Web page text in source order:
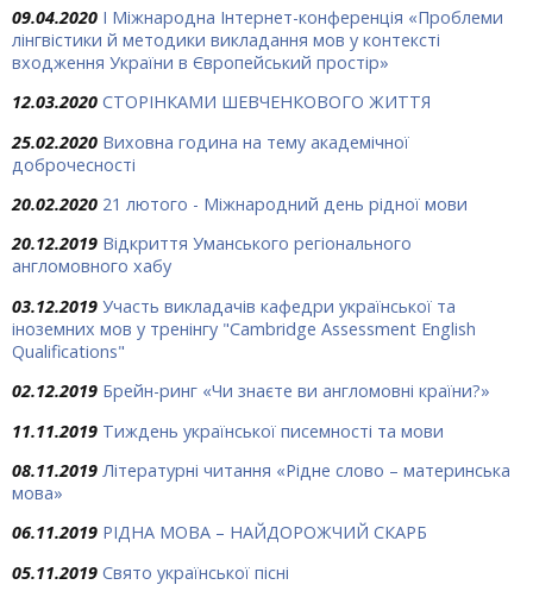
09.04.2020 I Міжнародна Інтернет-конференція «Проблеми
лінгвістики й методики викладання мов у контексті
входження України в Європейський простір»
12.03.2020 СТОРІНКАМИ ШЕВЧЕНКОВОГО ЖИТТЯ
25.02.2020 Виховна година на тему академічної
доброчесності
20.02.2020 21 лютого - Міжнародний день рідної мови
20.12.2019 Відкриття Уманського регіонального
англомовного хабу
03.12.2019 Участь викладачів кафедри української та
іноземних мов у тренінгу "Cambridge Assessment English
Qualifications"
02.12.2019 Брейн-ринг «Чи знаєте ви англомовні країни?»
11.11.2019 Тиждень української писемності та мови
08.11.2019 Літературні читання «Рідне слово – материнська
мова»
06.11.2019 РІДНА МОВА – НАЙДОРОЖЧИЙ СКАРБ
05.11.2019 Свято української пісні